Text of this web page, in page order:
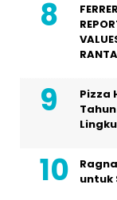
Pizza
untuk